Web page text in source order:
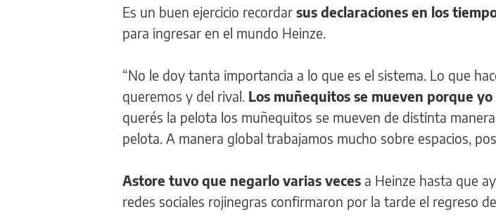
Es un buen ejercicio recordar sus declaraciones en los
para ingresar en el mundo Heinze.
“No le doy tanta importancia a lo que es el sistema. Lo que
queremos y del rival. Los muñequitos se mueven porque
querés la pelota los muñequitos se mueven de distinta
pelota. A manera global trabajamos mucho sobre espacios,
Astore tuvo que negarlo varias veces a Heinze hasta que
redes sociales rojinegras confirmaron por la tarde el regreso